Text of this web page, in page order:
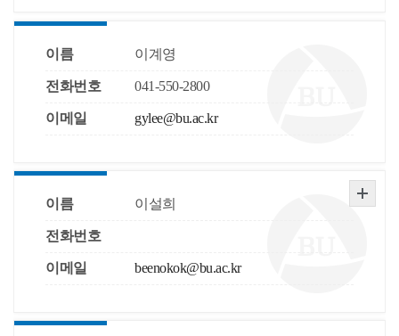
이름 이계영
전화번호 041-550-2800
이메일 gylee@bu.ac.kr
이름 이설희
전화번호
이메일 beenokok@bu.ac.kr